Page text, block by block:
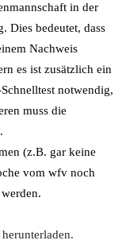
in der
Dies bedeutet, dass
Nachweis
es ist zusätzlich ein
notwendig,
muss die
(z.B. gar keine
vom wfv noch